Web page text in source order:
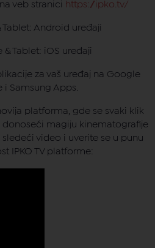
veb stranici https://ipko.tv/
Tablet: Android uređaji
& Tablet: iOS uređaji
za vaš uređaj na Google
i Samsung Apps.
platforma, gde se svaki klik
donoseći magiju kinematografije
sledeći video i uverite se u punu
IPKO TV platforme: